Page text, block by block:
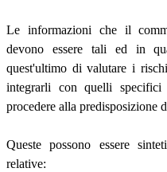
Le informazioni che il
devono essere tali ed in
quest'ultimo di valutare i
integrarli con quelli
procedere alla predisposizione
Queste possono essere
relative: